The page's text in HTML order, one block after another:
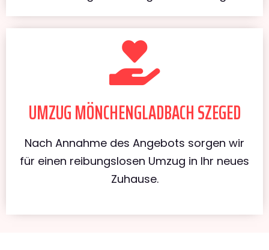
UMZUG MÖNCHENGLADBACH SZEGED
Nach Annahme des Angebots sorgen wir
für einen reibungslosen Umzug in Ihr neues
Zuhause.